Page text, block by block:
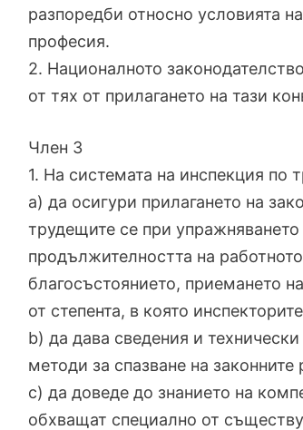
разпоредби относно условията
професия.
2. Националното
от тях от прилагането на тази
Член 3
1. На системата на инспекция по
a) да осигури прилагането на
трудещите се при
продължителността на
благосъстоянието, приемането
от степента, в която
b) да дава сведения и
методи за спазване на законните
c) да доведе до знанието на
обхващат специално от